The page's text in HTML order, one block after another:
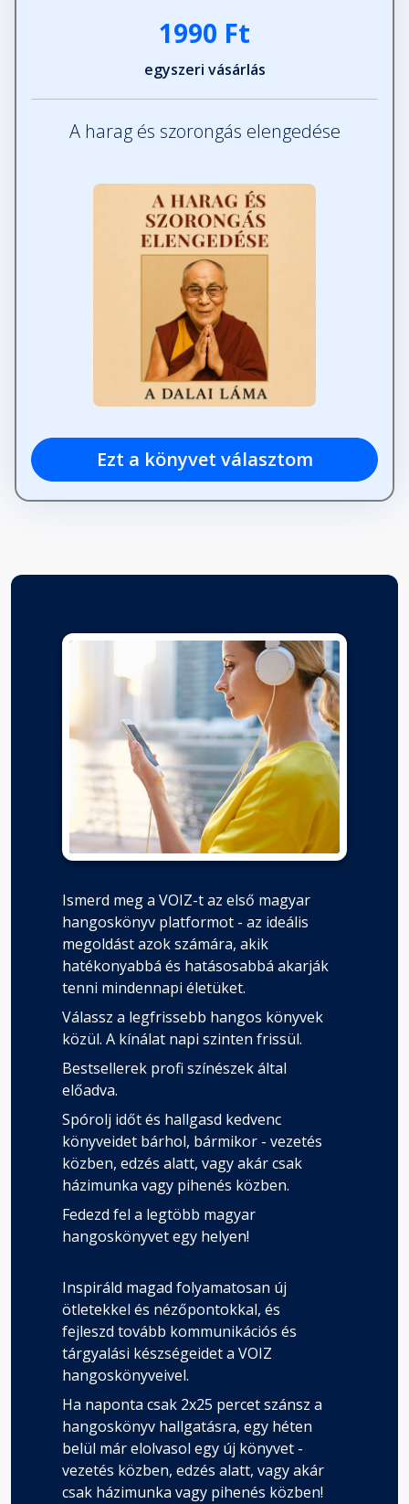
1990 Ft
egyszeri vásárlás
A harag és szorongás elengedése
Ezt a könyvet választom
Ismerd meg a VOIZ-t az első magyar
hangoskönyv platformot - az ideális
megoldást azok számára, akik
hatékonyabbá és hatásosabbá akarják
tenni mindennapi életüket.
Válassz a legfrissebb hangos könyvek
közül. A kínálat napi szinten frissül.
Bestsellerek profi színészek által
előadva.
Spórolj időt és hallgasd kedvenc
könyveidet bárhol, bármikor - vezetés
közben, edzés alatt, vagy akár csak
házimunka vagy pihenés közben.
Fedezd fel a legtöbb magyar
hangoskönyvet egy helyen!
Inspiráld magad folyamatosan új
ötletekkel és nézőpontokkal, és
fejleszd tovább kommunikációs és
tárgyalási készségeidet a VOIZ
hangoskönyveivel.
Ha naponta csak 2x25 percet szánsz a
hangoskönyv hallgatásra, egy héten
belül már elolvasol egy új könyvet -
vezetés közben, edzés alatt, vagy akár
csak házimunka vagy pihenés közben!